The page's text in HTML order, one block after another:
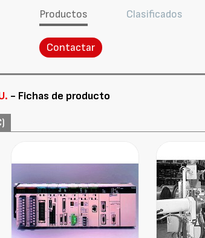
Productos Clasificados
Contactar
- Fichas de producto